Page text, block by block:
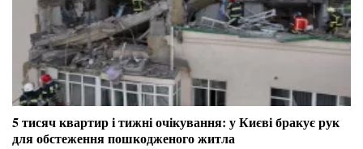
5 тисяч квартир і тижні очікування: у Києві бракує рук
для обстеження пошкодженого житла